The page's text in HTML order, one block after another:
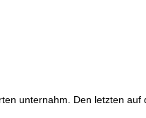
unternahm. Den letzten auf